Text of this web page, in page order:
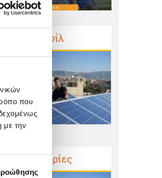
που
με την
Προφίλ
Μαρτυρίες